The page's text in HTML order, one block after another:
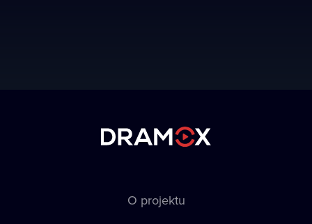
O projektu